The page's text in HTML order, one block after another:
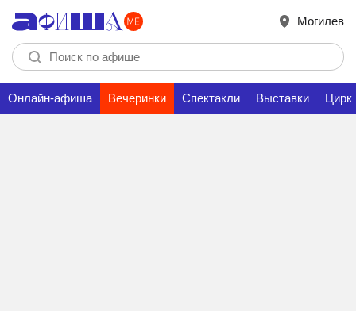
Могилев
Онлайн-афиша Вечеринки Спектакли Выставки Цирк